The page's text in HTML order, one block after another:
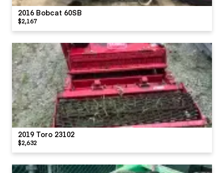
2016 Bobcat 60SB
$2,167
2019 Toro 23102
$2,632